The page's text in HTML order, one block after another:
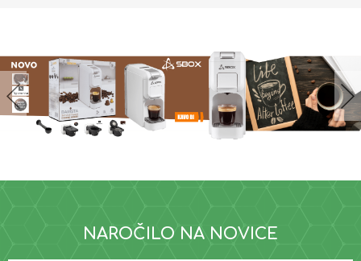
NAROČILO NA NOVICE